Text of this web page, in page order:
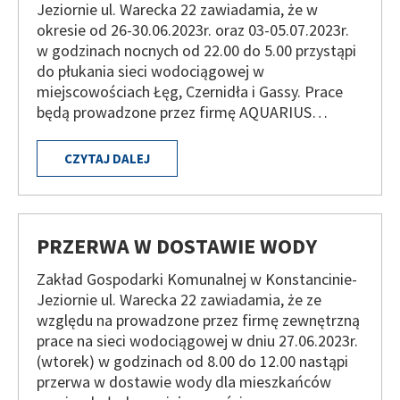
Jeziornie ul. Warecka 22 zawiadamia, że w
okresie od 26-30.06.2023r. oraz 03-05.07.2023r.
w godzinach nocnych od 22.00 do 5.00 przystąpi
do płukania sieci wodociągowej w
miejscowościach Łęg, Czernidła i Gassy. Prace
będą prowadzone przez firmę AQUARIUS…
CZYTAJ DALEJ
PRZERWA W DOSTAWIE WODY
Zakład Gospodarki Komunalnej w Konstancinie-
Jeziornie ul. Warecka 22 zawiadamia, że ze
względu na prowadzone przez firmę zewnętrzną
prace na sieci wodociągowej w dniu 27.06.2023r.
(wtorek) w godzinach od 8.00 do 12.00 nastąpi
przerwa w dostawie wody dla mieszkańców